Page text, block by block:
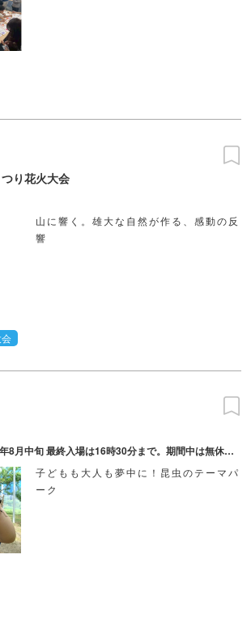
り花火大会
山に響く。雄大な自然が作る、感動の反
響
2026年7月11日～2026年8月中旬 最終入場は16時30分まで。期間中は無休だが、荒天時は臨時休業とする。昆虫の状況により早期に営業終了する場合あり。
子どもも大人も夢中に！昆虫のテーマパ
ーク